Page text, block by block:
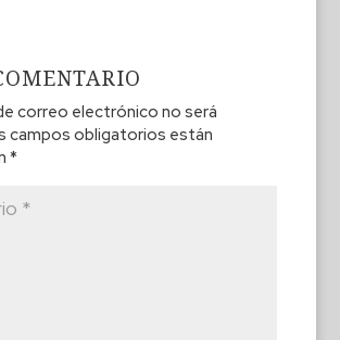
correo electrónico no será
campos obligatorios están
*